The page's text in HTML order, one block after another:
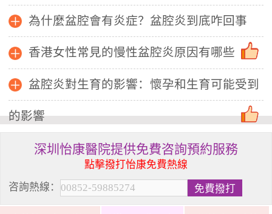
為什麼盆腔會有炎症？盆腔炎到底咋回事
香港女性常見的慢性盆腔炎原因有哪些
盆腔炎對生育的影響：懷孕和生育可能受到
的影響
深圳怡康醫院提供免費咨詢預約服務
點擊撥打怡康免費熱線
咨詢熱線：